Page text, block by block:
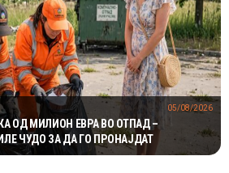
ОД МИЛИОН ЕВРА ВО ОТПАД –
ЧУДО ЗА ДА ГО ПРОНАЈДАТ
05/08/2026